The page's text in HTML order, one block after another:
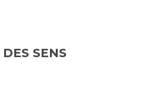
SENS